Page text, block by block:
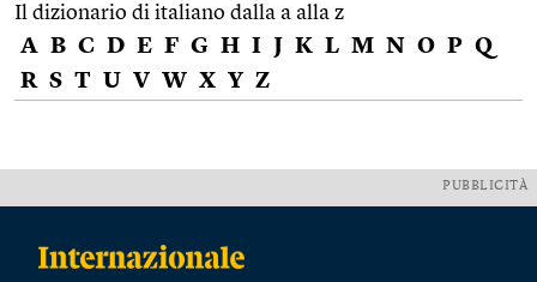
Il dizionario di italiano dalla a alla z
A B C D E F G H I J K L M N O P Q
R S T U V W X Y Z
PUBBLICITÀ